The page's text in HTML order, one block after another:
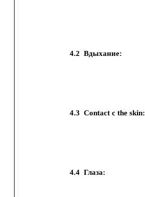
4.2 Вдыхание:
4.3 Contact с the skin:
4.4 Глаза: